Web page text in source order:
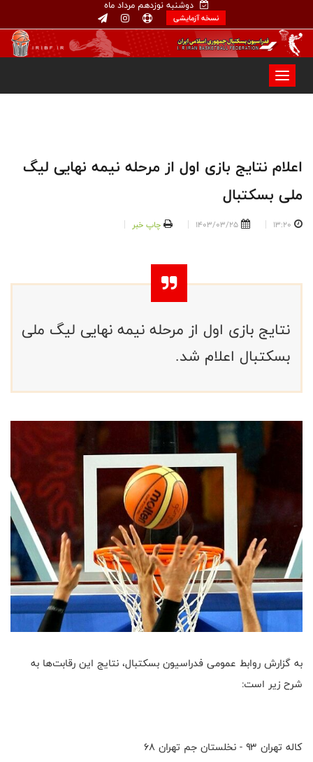
دوشنبه نوزدهم مرداد ماه
نسخه آزمایشی
اعلام نتایج بازی اول از مرحله نیمه نهایی لیگ
ملی بسکتبال
13:20
1403/03/25 چاپ خبر
نتایج بازی اول از مرحله نیمه نهایی لیگ ملی
بسکتبال اعلام شد.
به گزارش روابط عمومی فدراسیون بسکتبال، نتایج این رقابت‌ها به
شرح زیر است:
کاله تهران ۹۳ - نخلستان جم تهران ۶۸